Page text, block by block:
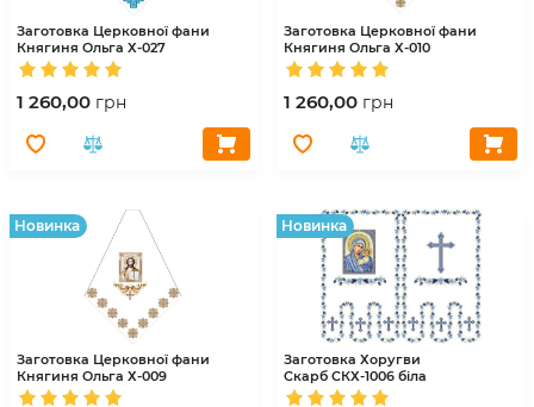
Заготовка Церковної фани
Княгиня Ольга Х-027
1 260,00 грн
Заготовка Церковної фани
Княгиня Ольга Х-010
1 260,00 грн
Hовинка
Заготовка Церковної фани
Княгиня Ольга Х-009
Hовинка
Заготовка Хоругви
Скарб СКХ-1006 біла